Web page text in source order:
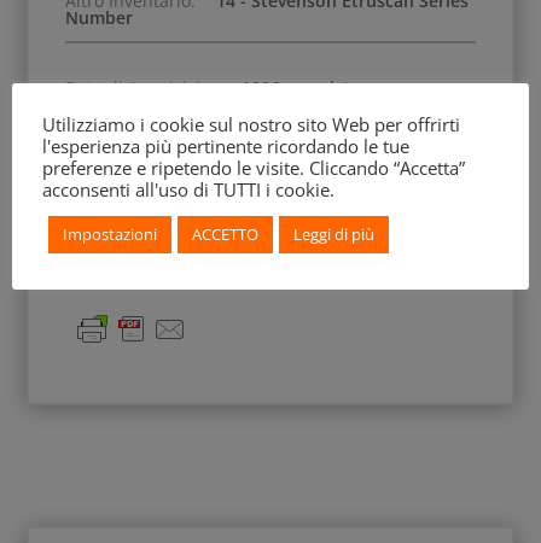
Number
Data di Acquisizione: 1896, acquisto
Decorazione Accessoria: Motivo angolare inciso;
linee orizzontali e parallele incise
Utilizziamo i cookie sul nostro sito Web per offrirti
l'esperienza più pertinente ricordando le tue
preferenze e ripetendo le visite. Cliccando “Accetta”
acconsenti all'uso di TUTTI i cookie.
Impostazioni ACCETTO Leggi di più